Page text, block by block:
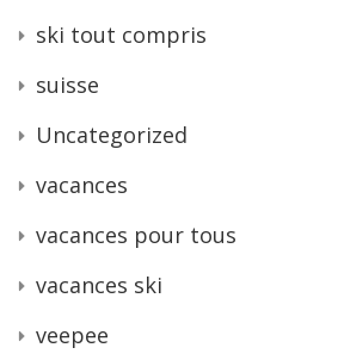
ski tout compris
suisse
Uncategorized
vacances
vacances pour tous
vacances ski
veepee